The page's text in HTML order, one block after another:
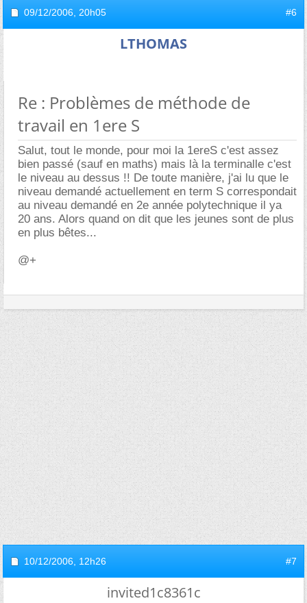
09/12/2006, 20h05 #6
LTHOMAS
Re : Problèmes de méthode de
travail en 1ere S
Salut, tout le monde, pour moi la 1ereS c'est assez
bien passé (sauf en maths) mais là la terminalle c'est
le niveau au dessus !! De toute manière, j'ai lu que le
niveau demandé actuellement en term S correspondait
au niveau demandé en 2e année polytechnique il ya
20 ans. Alors quand on dit que les jeunes sont de plus
en plus bêtes...
@+
10/12/2006, 12h26 #7
invited1c8361c